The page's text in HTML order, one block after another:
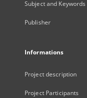
Subject and Keywords
Publisher
Informations
Project description
Project Participants